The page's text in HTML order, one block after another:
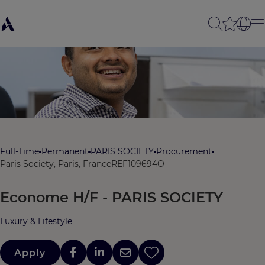
Full-Time Permanent PARIS SOCIETY Procurement
Paris Society, Paris, FranceREF109694O
Econome H/F - PARIS SOCIETY
Luxury & Lifestyle
Apply